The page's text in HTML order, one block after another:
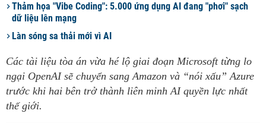
Thảm họa "Vibe Coding": 5.000 ứng dụng AI đang "phơi" sạch
dữ liệu lên mạng
Làn sóng sa thải mới vì AI
Các tài liệu tòa án vừa hé lộ giai đoạn Microsoft từng lo
ngại OpenAI sẽ chuyển sang Amazon và “nói xấu” Azure
trước khi hai bên trở thành liên minh AI quyền lực nhất
thế giới.